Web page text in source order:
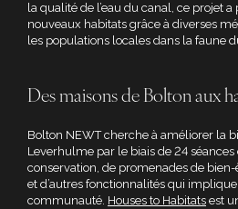
la qualité de l’eau du canal, ce projet
nouveaux habitats grâce à diverses
les populations locales dans la faune
Des maisons de Bolton aux
Bolton NEWT cherche à améliorer la
Leverhulme par le biais de 24
conservation, de promenades de
et d’autres fonctionnalités qui
communauté. Houses to Habitats est